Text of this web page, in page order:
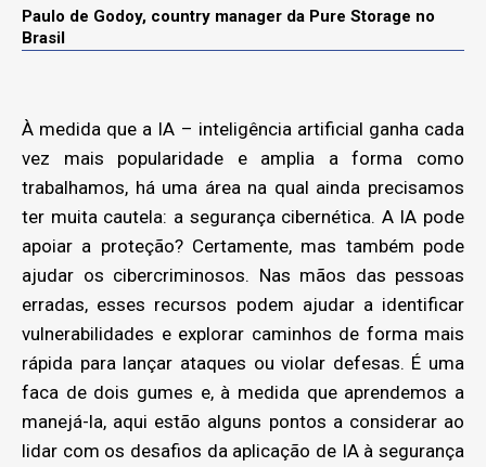
Paulo de Godoy, country manager da Pure Storage no
Brasil
À medida que a IA – inteligência artificial ganha cada
vez mais popularidade e amplia a forma como
trabalhamos, há uma área na qual ainda precisamos
ter muita cautela: a segurança cibernética. A IA pode
apoiar a proteção? Certamente, mas também pode
ajudar os cibercriminosos. Nas mãos das pessoas
erradas, esses recursos podem ajudar a identificar
vulnerabilidades e explorar caminhos de forma mais
rápida para lançar ataques ou violar defesas. É uma
faca de dois gumes e, à medida que aprendemos a
manejá-la, aqui estão alguns pontos a considerar ao
lidar com os desafios da aplicação de IA à segurança